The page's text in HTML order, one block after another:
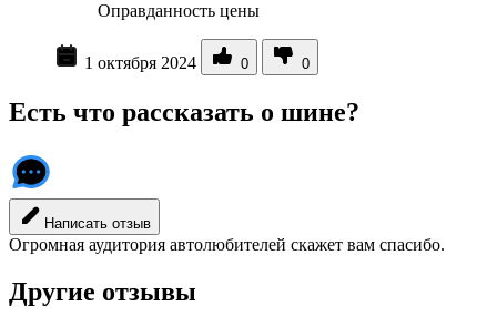
Оправданность цены
1 октября 2024 0 0
Есть что рассказать о шине?
Написать отзыв
Огромная аудитория автолюбителей скажет вам спасибо.
Другие отзывы